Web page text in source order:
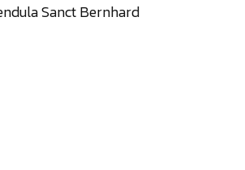
Sanct Bernhard